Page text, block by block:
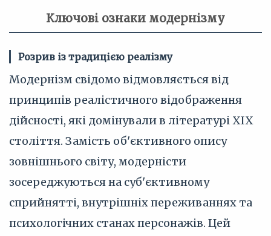
Ключові ознаки модернізму
Розрив із традицією реалізму
Модернізм свідомо відмовляється від
принципів реалістичного відображення
дійсності, які домінували в літературі XIX
століття. Замість об'єктивного опису
зовнішнього світу, модерністи
зосереджуються на суб'єктивному
сприйнятті, внутрішніх переживаннях та
психологічних станах персонажів. Цей